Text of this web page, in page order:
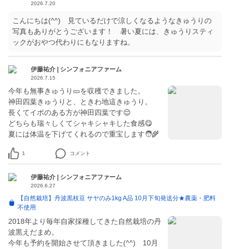
2026.7.20
こんにちは(^^) 見ているだけで涼しくなるようなきゅうりの
写真もありがとうございます！ 暑い夏には、きゅうりスティ
ックがおやつ代わりにもなりますね。
伊藤祐介 | シンフォニアファーム
2026.7.15
今年も無事きゅうり🥒を収穫できました。
神田四葉きゅうりと、ときわ地這きゅうり。
長くてイボのある方が神田四葉です😌
どちらも瑞々しくてシャキシャキした食感😋
夏には体温を下げてくれるので重宝します🧑‍🌾
1 コメント
伊藤祐介 | シンフォニアファーム
2026.6.27
【自然栽培】丹波黒枝豆 サヤのみ1kg A品 10月下旬発送分★農薬・肥料
不使用
2018年より毎年自家採種してきた自然栽培の丹
波黒えだまめ。
今年も予約を開始させて頂きました(^^) 10月